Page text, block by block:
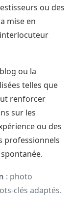
ou des
mise en
ou la
telles que
renforcer
sur les
ou des
professionnels
: photo
clés adaptés.